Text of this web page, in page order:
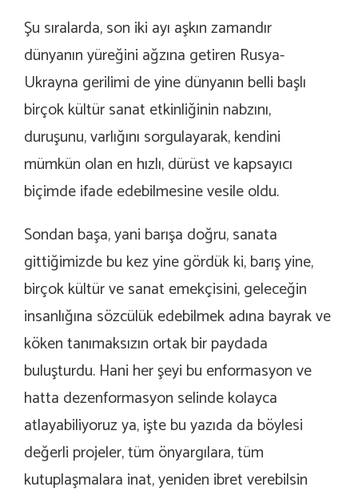
Şu sıralarda, son iki ayı aşkın zamandır
dünyanın yüreğini ağzına getiren Rusya-
Ukrayna gerilimi de yine dünyanın belli başlı
birçok kültür sanat etkinliğinin nabzını,
duruşunu, varlığını sorgulayarak, kendini
mümkün olan en hızlı, dürüst ve kapsayıcı
biçimde ifade edebilmesine vesile oldu.
Sondan başa, yani barışa doğru, sanata
gittiğimizde bu kez yine gördük ki, barış yine,
birçok kültür ve sanat emekçisini, geleceğin
insanlığına sözcülük edebilmek adına bayrak ve
köken tanımaksızın ortak bir paydada
buluşturdu. Hani her şeyi bu enformasyon ve
hatta dezenformasyon selinde kolayca
atlayabiliyoruz ya, işte bu yazıda da böylesi
değerli projeler, tüm önyargılara, tüm
kutuplaşmalara inat, yeniden ibret verebilsin